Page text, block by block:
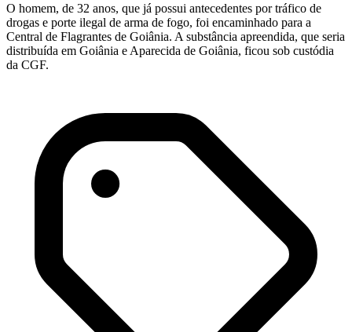
O homem, de 32 anos, que já possui antecedentes por tráfico de
drogas e porte ilegal de arma de fogo, foi encaminhado para a
Central de Flagrantes de Goiânia. A substância apreendida, que seria
distribuída em Goiânia e Aparecida de Goiânia, ficou sob custódia
da CGF.